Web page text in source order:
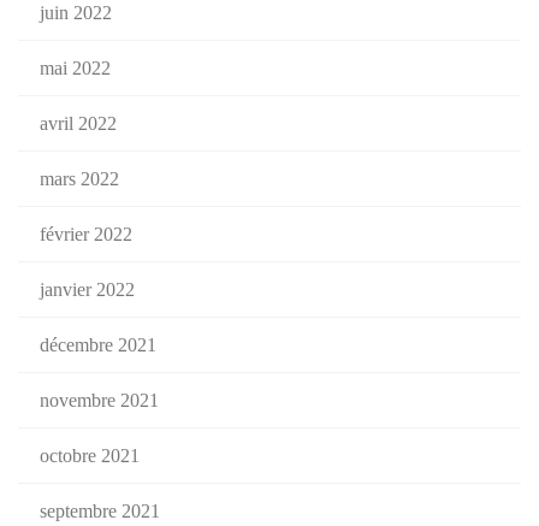
juin 2022
mai 2022
avril 2022
mars 2022
février 2022
janvier 2022
décembre 2021
novembre 2021
octobre 2021
septembre 2021